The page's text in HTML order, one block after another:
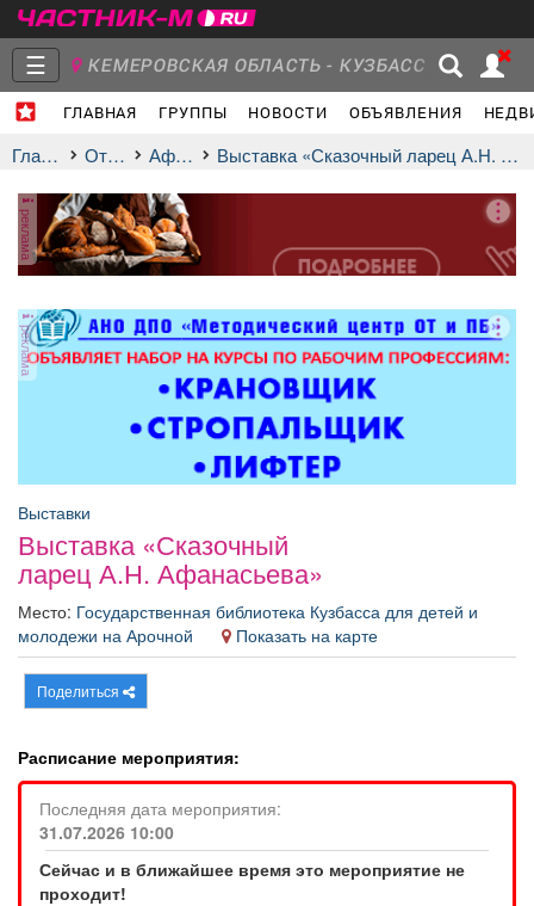
☰ КЕМЕРОВСКАЯ ОБЛАСТЬ - КУЗБАСС
ГЛАВНАЯ ГРУППЫ НОВОСТИ ОБЪЯВЛЕНИЯ
Объявления Недвижимость Услуги
Афиша Обучение
Товары
ТВ программа Я - пенсионер
Главная Отдых афиша Выставка «Сказочный ларец А.Н. Афанасьева»
реклама
реклама
Выставки
Выставка «Сказочный
ларец А.Н. Афанасьева»
Место: Государственная библиотека Кузбасса для детей и
молодежи на Арочной
Показать на карте
Поделиться
Расписание мероприятия:
Последняя дата мероприятия:
31.07.2026 10:00
Сейчас и в ближайшее время это мероприятие не
проходит!